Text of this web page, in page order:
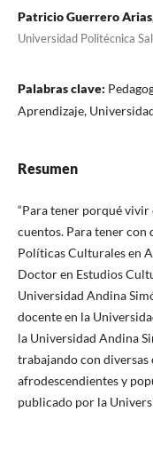
Patricio Guerrero
Universidad Politécnica
Palabras clave:
Aprendizaje,
Resumen
“Para tener porqué vivir
cuentos. Para tener con
Políticas Culturales en
Doctor en Estudios
Universidad Andina
docente en la
la Universidad Andina
trabajando con diversas
afrodescendientes y
publicado por la